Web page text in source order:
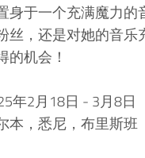
身于一个充满魔力的
丝，还是对她的音乐
的机会！
年2月18日 - 3月8日
本，悉尼，布里斯班